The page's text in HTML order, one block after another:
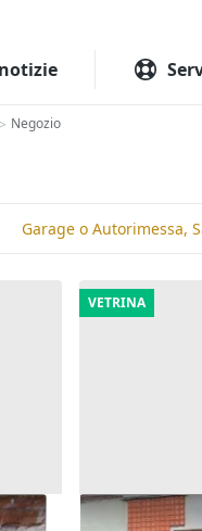
> Negozio
Garage o Autorimessa,
in
VETRINA
Asta